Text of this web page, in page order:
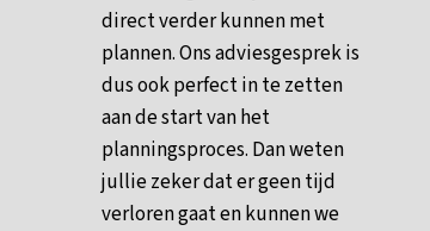
direct verder kunnen met
plannen. Ons adviesgesprek is
dus ook perfect in te zetten
aan de start van het
planningsproces. Dan weten
jullie zeker dat er geen tijd
verloren gaat en kunnen we